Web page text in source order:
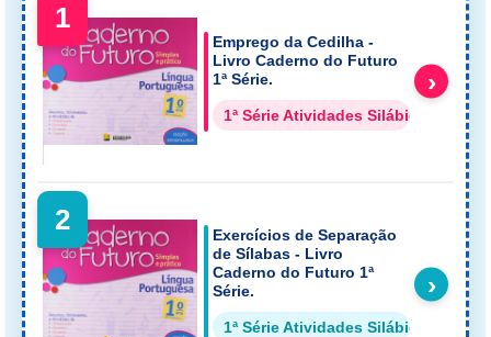
1
Emprego da Cedilha -
Livro Caderno do Futuro
1ª Série.
1ª Série Atividades Silábicas
›
2
Exercícios de Separação
de Sílabas - Livro
Caderno do Futuro 1ª
Série.
1ª Série Atividades Silábicas
›